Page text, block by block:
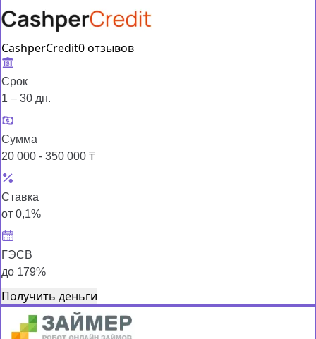
CashperCredit0 отзывов
Срок
1 – 30 дн.
Сумма
20 000 - 350 000 ₸
Ставка
от 0,1%
ГЭСВ
до 179%
Получить деньги